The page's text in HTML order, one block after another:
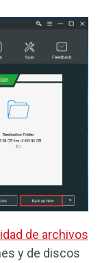
de archivos
y de discos